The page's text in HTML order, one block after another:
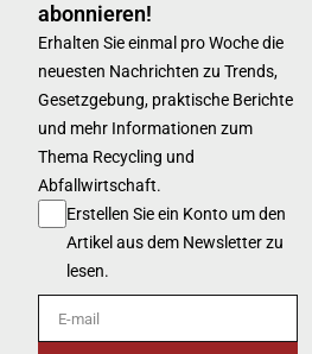
abonnieren!
Erhalten Sie einmal pro Woche die
neuesten Nachrichten zu Trends,
Gesetzgebung, praktische Berichte
und mehr Informationen zum
Thema Recycling und
Abfallwirtschaft.
Erstellen Sie ein Konto um den
Artikel aus dem Newsletter zu
lesen.
E-mail